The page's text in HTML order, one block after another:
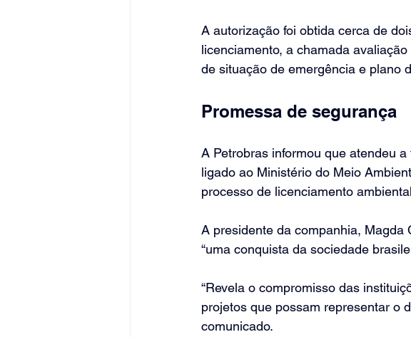
A autorização foi obtida cerca de
licenciamento, a chamada
de situação de emergência e plano
Promessa de segurança
A Petrobras informou que atendeu
ligado ao Ministério do Meio
processo de licenciamento
A presidente da companhia,
“uma conquista da sociedade
“Revela o compromisso das
projetos que possam representar o
comunicado.